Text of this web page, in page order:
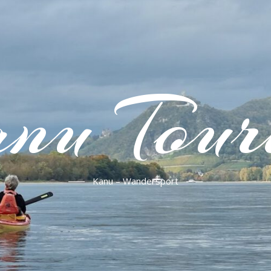
Kanu – Wandersport